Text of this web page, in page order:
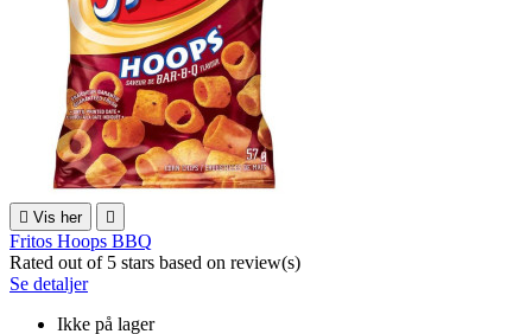
 Vis her 
Fritos Hoops BBQ
Rated out of 5 stars based on review(s)
Se detaljer
Ikke på lager